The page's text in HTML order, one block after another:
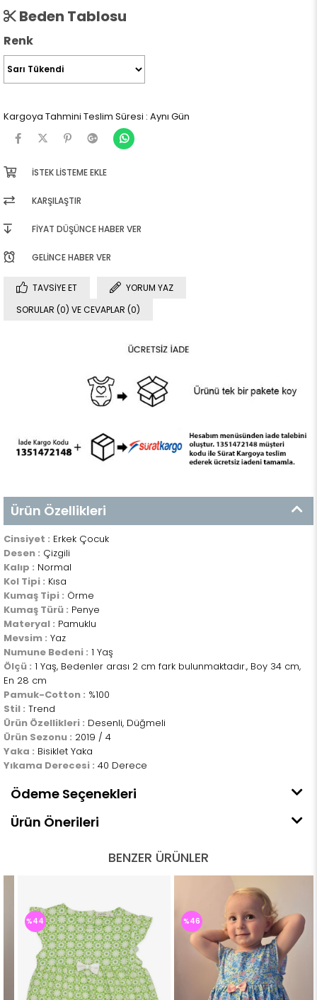
Beden Tablosu
Renk
Kargoya Tahmini Teslim Süresi : Aynı Gün
İSTEK LISTEME EKLE
KARŞILAŞTIR
FIYAT DÜŞÜNCE HABER VER
GELINCE HABER VER
TAVSIYE ET
YORUM YAZ
SORULAR (0) VE CEVAPLAR (0)
Ürün Özellikleri
Cinsiyet : Erkek Çocuk
Desen : Çizgili
Kalıp : Normal
Kol Tipi : Kısa
Kumaş Tipi : Örme
Kumaş Türü : Penye
Materyal : Pamuklu
Mevsim : Yaz
Numune Bedeni : 1 Yaş
Ölçü : 1 Yaş, Bedenler arası 2 cm fark bulunmaktadır., Boy 34 cm,
En 28 cm
Pamuk-Cotton : %100
Stil : Trend
Ürün Özellikleri : Desenli, Düğmeli
Ürün Sezonu : 2019 / 4
Yaka : Bisiklet Yaka
Yıkama Derecesi : 40 Derece
Ödeme Seçenekleri
Ürün Önerileri
BENZER ÜRÜNLER
%44 %46